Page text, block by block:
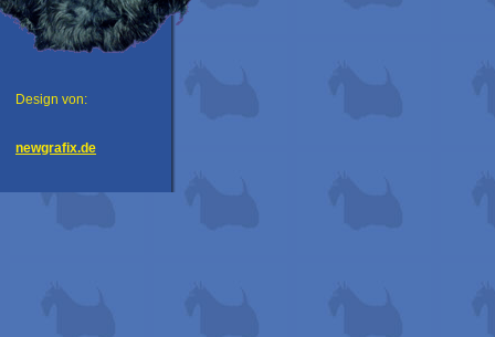
Design von:
newgrafix.de